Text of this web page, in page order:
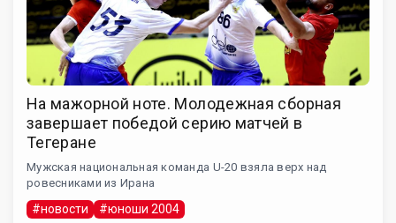
На мажорной ноте. Молодежная сборная
завершает победой серию матчей в
Тегеране
Мужская национальная команда U-20 взяла верх над
ровесниками из Ирана
#новости #юноши 2004